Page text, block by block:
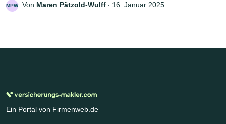
MPW Von Maren Pätzold-Wulff ‧ 16. Januar 2025
Ein Portal von Firmenweb.de